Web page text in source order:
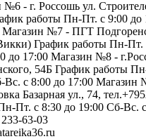
№6 - г. Россошь ул.
работы Пн-Пт. с 9:00 до
Магазин №7 - ПГТ
График работы Пн-Пт.
до 17:00 Магазин №8 -
54Б График работы
Вс. с 8:00 до 17:00 Магазин
Базарная ул., 74,
Пт. с 8:30 до 19:00 Сб-Вс.
63-03